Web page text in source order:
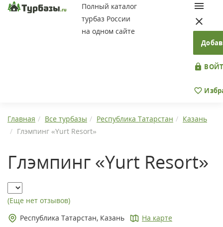
Полный каталог
турбаз России
на одном сайте
Главная Все турбазы Республика Татарстан
Казань
Глэмпинг «Yurt Resort»
Глэмпинг «Yurt Resort»
(Еще нет отзывов)
Республика Татарстан, Казань
На карте